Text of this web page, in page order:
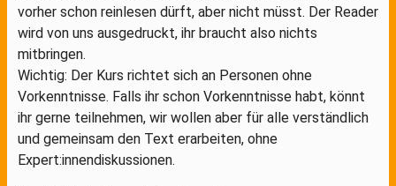
vorher schon reinlesen dürft, aber nicht müsst. Der Reader
wird von uns ausgedruckt, ihr braucht also nichts
mitbringen.
Wichtig: Der Kurs richtet sich an Personen ohne
Vorkenntnisse. Falls ihr schon Vorkenntnisse habt, könnt
ihr gerne teilnehmen, wir wollen aber für alle verständlich
und gemeinsam den Text erarbeiten, ohne
Expert:innendiskussionen.